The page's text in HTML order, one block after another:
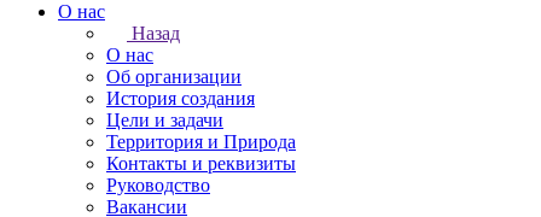
О нас
Назад
О нас
Об организации
История создания
Цели и задачи
Территория и Природа
Контакты и реквизиты
Руководство
Вакансии